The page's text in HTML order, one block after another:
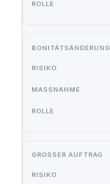
BONITÄTSÄNDERUNG
GROSSER AUFTRAG